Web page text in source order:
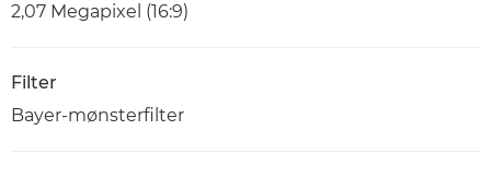
2,07 Megapixel (16:9)
Filter
Bayer-mønsterfilter